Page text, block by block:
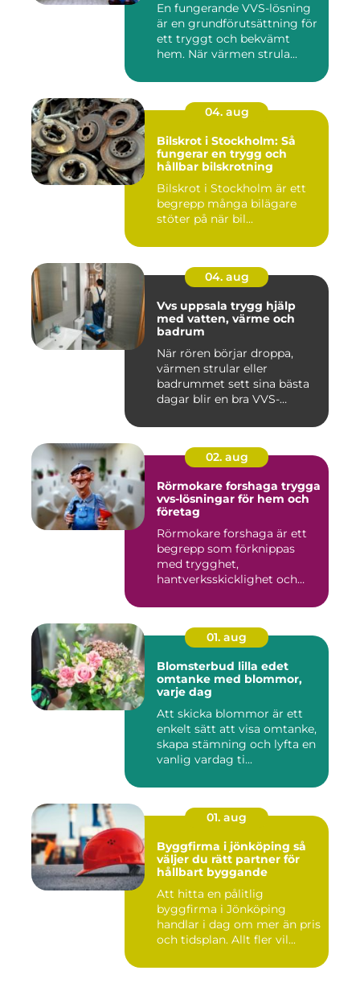
En fungerande VVS-lösning
är en grundförutsättning för
ett tryggt och bekvämt
hem. När värmen strula...
04. aug
Bilskrot i Stockholm: Så
fungerar en trygg och
hållbar bilskrotning
Bilskrot i Stockholm är ett
begrepp många bilägare
stöter på när bil...
04. aug
Vvs uppsala trygg hjälp
med vatten, värme och
badrum
När rören börjar droppa,
värmen strular eller
badrummet sett sina bästa
dagar blir en bra VVS-
02. aug
Rörmokare forshaga trygga
vvs-lösningar för hem och
företag
Rörmokare forshaga är ett
begrepp som förknippas
med trygghet,
hantverksskicklighet och
01. aug
Blomsterbud lilla edet
omtanke med blommor,
varje dag
Att skicka blommor är ett
enkelt sätt att visa omtanke,
skapa stämning och lyfta en
vanlig vardag ti...
01. aug
Byggfirma i jönköping så
väljer du rätt partner för
hållbart byggande
Att hitta en pålitlig
byggfirma i Jönköping
handlar i dag om mer än pris
och tidsplan. Allt fler vil...